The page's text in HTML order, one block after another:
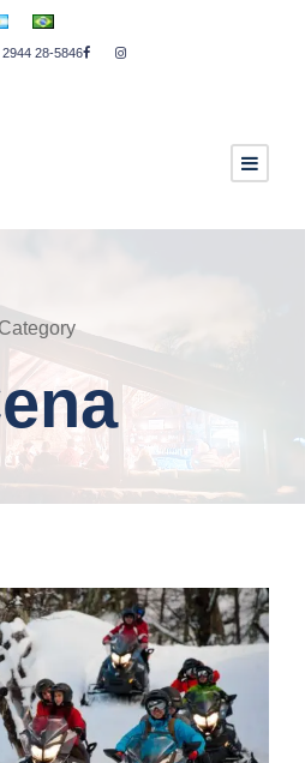
2944 28-5846
Category